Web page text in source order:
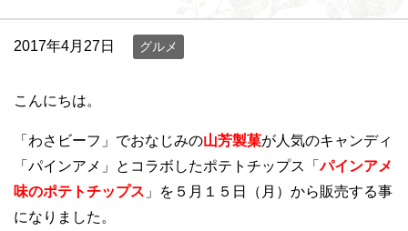
2017年4月27日 グルメ
こんにちは。
「わさビーフ」でおなじみの山芳製菓が人気のキャンディ
「パインアメ」とコラボしたポテトチップス「パインアメ
味のポテトチップス 」を５月１５日（月）から販売する事
になりました。